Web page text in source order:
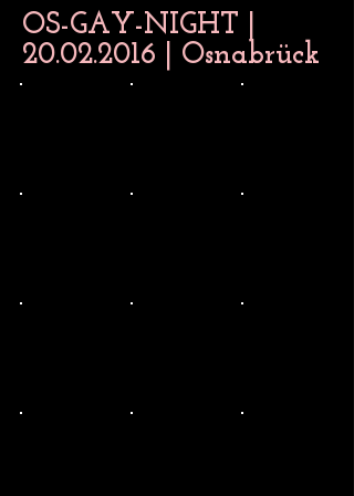
OS-GAY-NIGHT |
20.02.2016 | Osnabrück